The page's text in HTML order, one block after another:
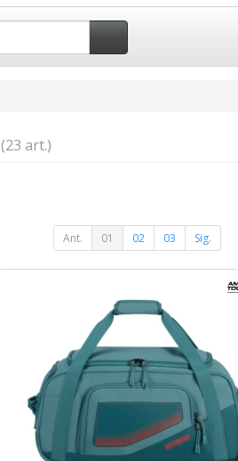
(23 art.)
Ant. 01 02 03 Sig.